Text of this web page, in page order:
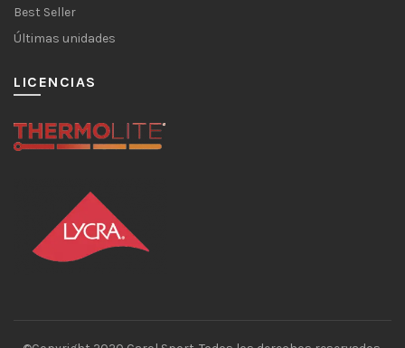
Best Seller
Últimas unidades
LICENCIAS